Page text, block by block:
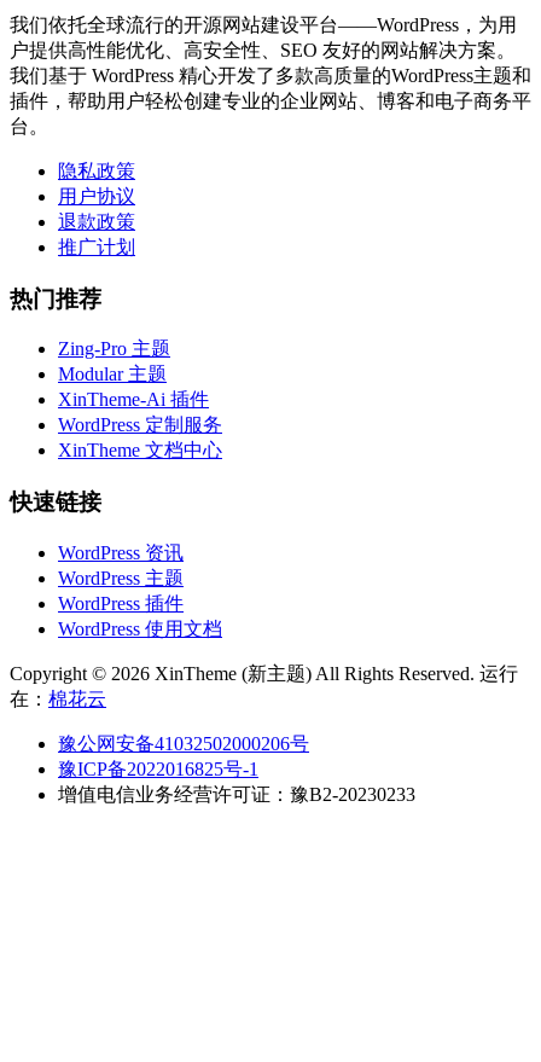
我们依托全球流行的开源网站建设平台——WordPress，为用
户提供高性能优化、高安全性、SEO 友好的网站解决方案。
我们基于 WordPress 精心开发了多款高质量的WordPress主题和
插件，帮助用户轻松创建专业的企业网站、博客和电子商务平
台。
隐私政策
用户协议
退款政策
推广计划
热门推荐
Zing-Pro 主题
Modular 主题
XinTheme-Ai 插件
WordPress 定制服务
XinTheme 文档中心
快速链接
WordPress 资讯
WordPress 主题
WordPress 插件
WordPress 使用文档
Copyright © 2026 XinTheme (新主题) All Rights Reserved. 运行
在： 棉花云
豫公网安备41032502000206号
豫ICP备2022016825号-1
增值电信业务经营许可证：豫B2-20230233